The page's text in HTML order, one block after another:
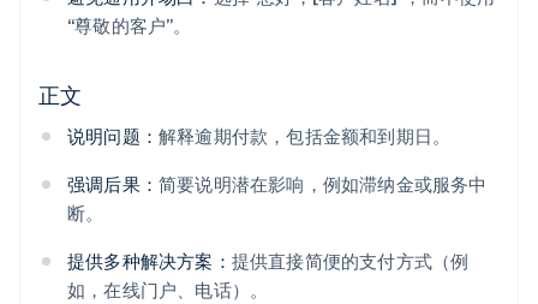
“尊敬的客户”。
正文
说明问题： 解释逾期付款，包括金额和到期日。
强调后果： 简要说明潜在影响，例如滞纳金或服务中
断。
提供多种解决方案： 提供直接简便的支付方式（例
如，在线门户、电话）。